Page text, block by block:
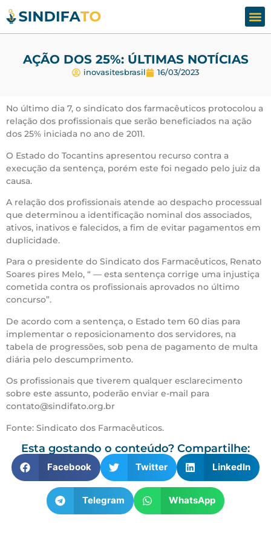
AÇÃO DOS 25%: ÚLTIMAS NOTÍCIAS
inovasitesbrasil 16/03/2023
No último dia 7, o sindicato dos farmacêuticos protocolou a
relação dos profissionais que serão beneficiados na ação
dos 25% iniciada no ano de 2011.
O Estado do Tocantins apresentou recurso contra a
execução da sentença, porém este foi negado pelo juiz da
causa.
A relação dos profissionais atende ao despacho processual
que determinou a identificação nominal dos associados,
ativos, inativos e falecidos, a fim de evitar pagamentos em
duplicidade.
Para o presidente do Sindicato dos Farmacêuticos, Renato
Soares pires Melo, “ — esta sentença corrige uma injustiça
cometida contra os profissionais aprovados no último
concurso”.
De acordo com a sentença, o Estado tem 60 dias para
implementar o reposicionamento dos servidores, na
tabela de progressões, sob pena de pagamento de multa
diária pelo descumprimento.
Os profissionais que tiverem qualquer esclarecimento
sobre este assunto, poderão enviar e-mail para
contato@sindifato.org.br
Fonte: Sindicato dos Farmacêuticos.
Esta gostando o conteúdo? Compartilhe:
Facebook Twitter LinkedIn
Telegram WhatsApp